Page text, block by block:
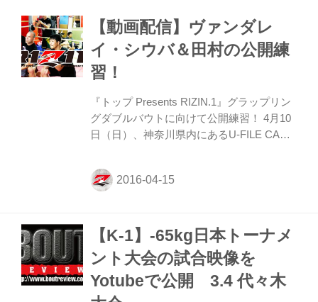
【動画配信】ヴァンダレ
イ・シウバ＆田村の公開練
習！
『トップ Presents RIZIN.1』グラップリン
グダブルバウトに向けて公開練習！ 4月10
日（日）、神奈川県内にあるU-FILE CAMP
で開催される『トップ Presents RIZIN.1』
に出場し、グラップリングダブルバウトで
った。 その練習の様子とインタビューを動
画にて配信！ 名称： トップ Presents
RIZIN.1 日時： 2016年4月17日（日） 開
場： 14時00分 開始： 15時00分 会場： 日
本ガイシホール 主催： RIZIN ...
【K-1】-65kg日本トーナメ
ント大会の試合映像を
Yotubeで公開 3.4 代々木